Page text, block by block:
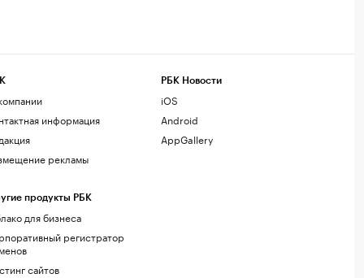
информация
рекламы
продукты РБК
для бизнеса
регистратор
сайтов
РБК Новости
iOS
Android
AppGallery